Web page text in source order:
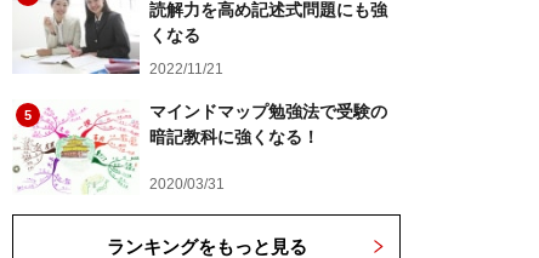
読解力を高め記述式問題にも強
くなる
2022/11/21
5
マインドマップ勉強法で受験の
暗記教科に強くなる！
2020/03/31
ランキングをもっと見る